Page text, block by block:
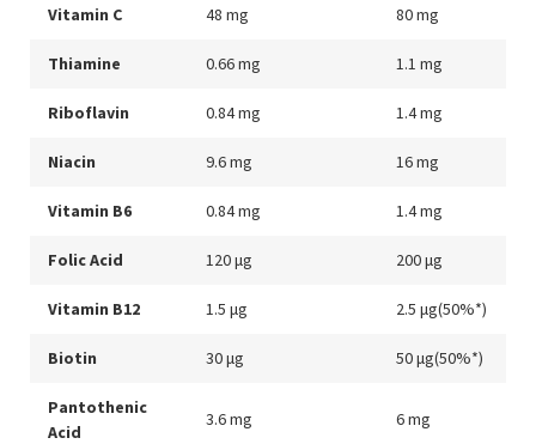
Vitamin C 48 mg 80 mg
Thiamine 0.66 mg 1.1 mg
Riboflavin 0.84 mg 1.4 mg
Niacin 9.6 mg 16 mg
Vitamin B6 0.84 mg 1.4 mg
Folic Acid 120 μg 200 μg
Vitamin B12 1.5 μg 2.5 μg(50%*)
Biotin 30 μg 50 μg(50%*)
Pantothenic
Acid
3.6 mg 6 mg